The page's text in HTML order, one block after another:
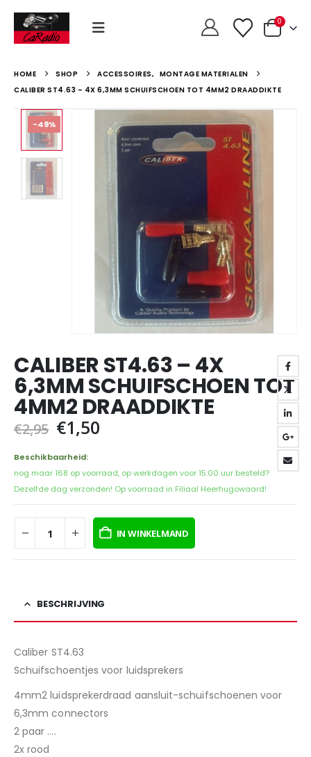
0
HOME SHOP ACCESSOIRES, MONTAGE MATERIALEN
CALIBER ST4.63 – 4X 6,3MM SCHUIFSCHOEN TOT 4MM2 DRAADDIKTE
-49%
CALIBER ST4.63 – 4X
6,3MM SCHUIFSCHOEN TOT
4MM2 DRAADDIKTE
€2,95 Oorspronkelijke
prijs
was:
€2,95.
€1,50
€1,50.
Beschikbaarheid:
nog maar 168 op voorraad, op werkdagen voor 15:00 uur besteld?
Dezelfde dag verzonden! Op voorraad in Filiaal Heerhugowaard!
IN WINKELMAND
BESCHRIJVING
Caliber ST4.63
Schuifschoentjes voor luidsprekers
4mm2 luidsprekerdraad aansluit-schuifschoenen voor
6,3mm connectors
2 paar ….
2x rood